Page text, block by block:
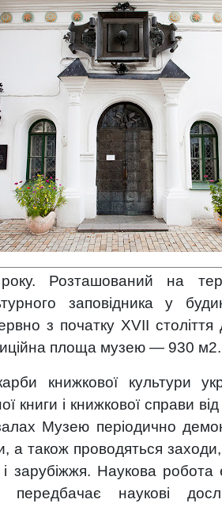
Розташований на
заповідника у
з початку ХVІІ
площа музею — 930 м2.
книжкової культури
книги і книжкової справи
Музею періодично
а також проводяться
і зарубіжжя. Наукова
наукові